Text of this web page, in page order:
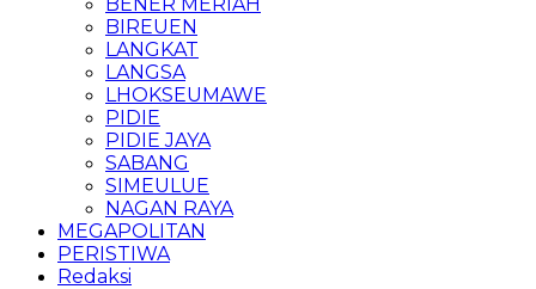
BIREUEN
LANGKAT
LANGSA
LHOKSEUMAWE
PIDIE
PIDIE JAYA
SABANG
SIMEULUE
NAGAN RAYA
MEGAPOLITAN
PERISTIWA
Redaksi